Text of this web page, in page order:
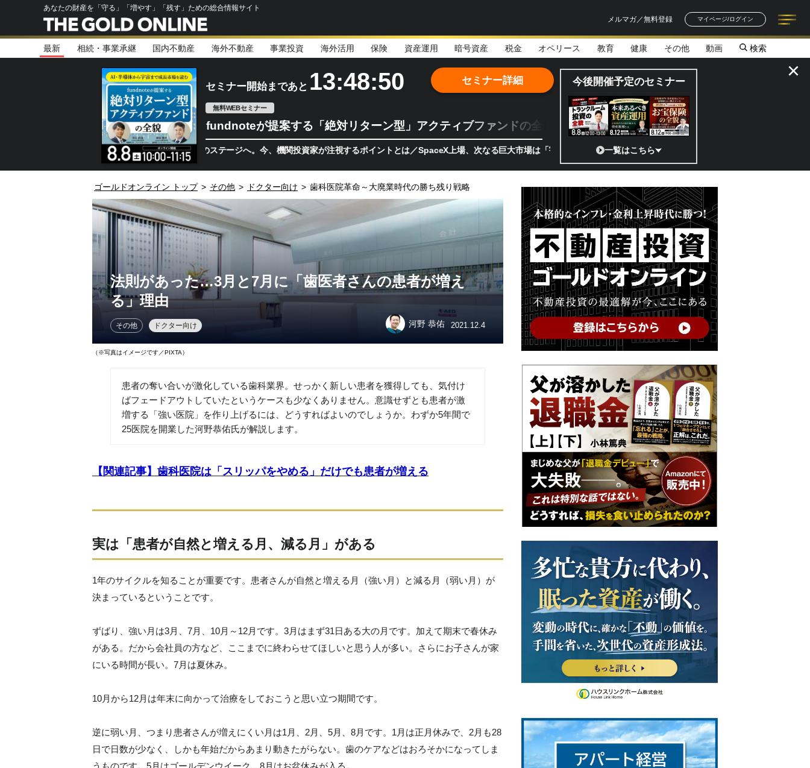
あなたの財産を「守る」「増やす」「残す」ための総合情報サイト
メルマガ／無料登録
マイページ/ログイン
記事一覧
著者一覧
最新 相続・事業承継 国内不動産 海外不動産 事業投資 海外活用 保険 資産運用 暗号資産 税金 オペリース 教育 健康 その他 動画 検索
セミナー開始まであと 13:48:49
無料WEBセミナー
fundnoteが提案する「絶対リターン型」アクティブファンドの全貌
半導体相場は次のステージへ。今、機関投資家が注視するポイントとは／SpaceX上場、次なる巨大市場は「宇宙!?」 日本の宇宙ベンチャーのココがスゴイ！／補助金から実需へ、知られ
セミナー詳細 今後開催予定のセミナー
一覧はこちら
×
ゴールドオンライン トップ > その他 > ドクター向け > 歯科医院革命～大廃業時代の勝ち残り戦略
法則があった…3月と7月に「歯医者さんの患者が増え
る」理由
その他 ドクター向け 河野 恭佑 2021.12.4
（※写真はイメージです／PIXTA）
患者の奪い合いが激化している歯科業界。せっかく新しい患者を獲得しても、気付け
ばフェードアウトしていたというケースも少なくありません。意識せずとも患者が激
増する「強い医院」を作り上げるには、どうすればよいのでしょうか。わずか5年間で
25医院を開業した河野恭佑氏が解説します。
【関連記事】歯科医院は「スリッパをやめる」だけでも患者が増える
実は「患者が自然と増える月、減る月」がある
1年のサイクルを知ることが重要です。患者さんが自然と増える月（強い月）と減る月（弱い月）が
決まっているということです。
ずばり、強い月は3月、7月、10月～12月です。3月はまず31日ある大の月です。加えて期末で春休み
がある。だから会社員の方など、ここまでに終わらせてほしいと思う人が多い。さらにお子さんが家
にいる時間が長い。7月は夏休み。
10月から12月は年末に向かって治療をしておこうと思い立つ期間です。
逆に弱い月、つまり患者さんが増えにくい月は1月、2月、5月、8月です。1月は正月休みで、2月も28
日で日数が少なく、しかも年始だからあまり動きたがらない。歯のケアなどはおろそかになってしま
うものです。5月はゴールデンウイーク、8月はお盆休みが入る。